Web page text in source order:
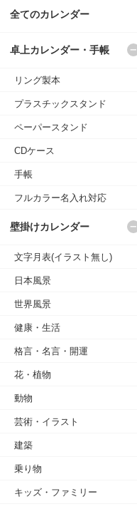
全てのカレンダー
卓上カレンダー・手帳
リング製本
プラスチックスタンド
ペーパースタンド
CDケース
手帳
フルカラー名入れ対応
壁掛けカレンダー
文字月表(イラスト無し)
日本風景
世界風景
健康・生活
格言・名言・開運
花・植物
動物
芸術・イラスト
建築
乗り物
キッズ・ファミリー